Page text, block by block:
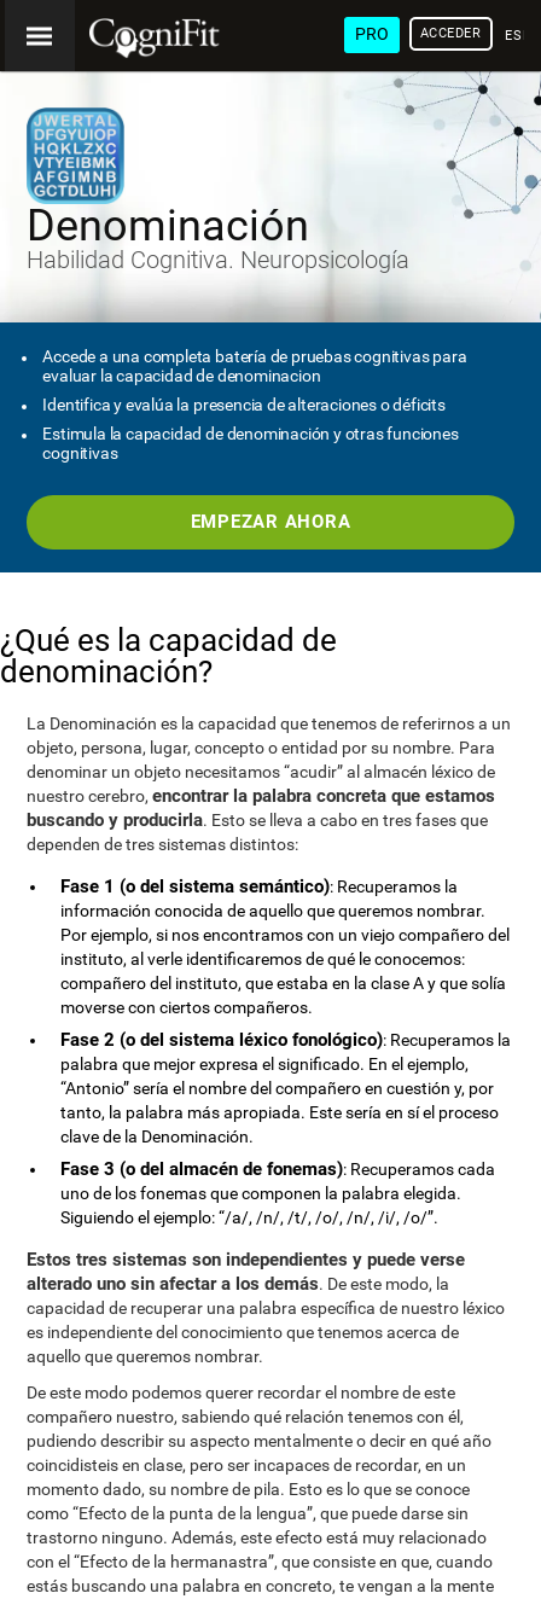
PRO ACCEDER
Denominación
Habilidad Cognitiva. Neuropsicología
Accede a una completa batería de pruebas cognitivas para
evaluar la capacidad de denominacion
Identifica y evalúa la presencia de alteraciones o déficits
Estimula la capacidad de denominación y otras funciones
cognitivas
EMPEZAR AHORA
¿Qué es la capacidad de
denominación?
La Denominación es la capacidad que tenemos de referirnos a un
objeto, persona, lugar, concepto o entidad por su nombre. Para
denominar un objeto necesitamos “acudir” al almacén léxico de
nuestro cerebro,encontrar la palabra concreta que estamos
buscando y producirla. Esto se lleva a cabo en tres fases que
dependen de tres sistemas distintos:
Fase 1 (o del sistema semántico): Recuperamos la
información conocida de aquello que queremos nombrar.
Por ejemplo, si nos encontramos con un viejo compañero del
instituto, al verle identificaremos de qué le conocemos:
compañero del instituto, que estaba en la clase A y que solía
moverse con ciertos compañeros.
Fase 2 (o del sistema léxico fonológico): Recuperamos la
palabra que mejor expresa el significado. En el ejemplo,
“Antonio” sería el nombre del compañero en cuestión y, por
tanto, la palabra más apropiada. Este sería en sí el proceso
clave de la Denominación.
Fase 3 (o del almacén de fonemas): Recuperamos cada
uno de los fonemas que componen la palabra elegida.
Siguiendo el ejemplo: “/a/, /n/, /t/, /o/, /n/, /i/, /o/”.
Estos tres sistemas son independientes y puede verse
alterado uno sin afectar a los demás. De este modo, la
capacidad de recuperar una palabra específica de nuestro léxico
es independiente del conocimiento que tenemos acerca de
aquello que queremos nombrar.
De este modo podemos querer recordar el nombre de este
compañero nuestro, sabiendo qué relación tenemos con él,
pudiendo describir su aspecto mentalmente o decir en qué año
coincidisteis en clase, pero ser incapaces de recordar, en un
momento dado, su nombre de pila. Esto es lo que se conoce
como “Efecto de la punta de la lengua”, que puede darse sin
trastorno ninguno. Además, este efecto está muy relacionado
con el “Efecto de la hermanastra”, que consiste en que, cuando
estás buscando una palabra en concreto, te vengan a la mente